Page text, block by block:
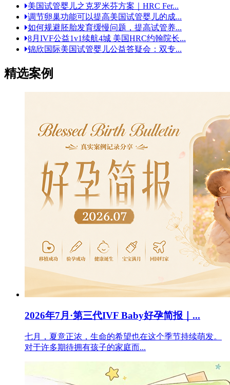
美国试管婴儿之克罗米芬方案｜HRC Fer...
调节卵巢功能可以提高美国试管婴儿的成...
如何规避胚胎发育缓慢问题，提高试管养...
8月IVF公益1v1续航4城 美国HRC约翰院长...
锦欣国际美国试管婴儿公益答疑会：双专...
精选案例
2026年7月·第三代IVF Baby好孕简报｜...
七月，夏意正浓，生命的希望也在这个季节持续萌发。
对于许多期待拥有孩子的家庭而...